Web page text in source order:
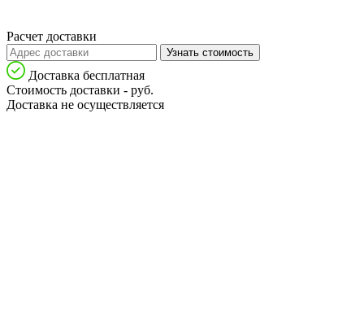
Расчет доставки
Узнать стоимость
Доставка бесплатная
Стоимость доставки - руб.
Доставка не осуществляется